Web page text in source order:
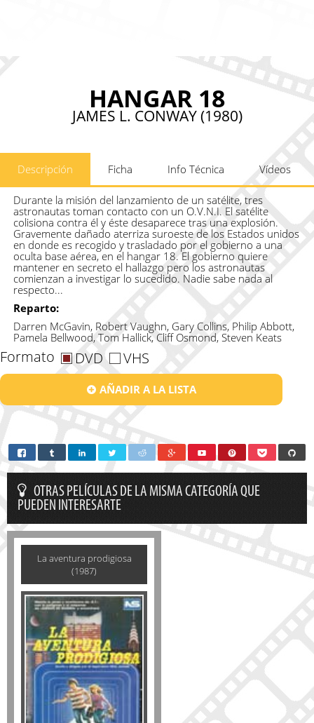
HANGAR 18
JAMES L. CONWAY (1980)
Descripción Ficha Info Técnica Vídeos
Durante la misión del lanzamiento de un satélite, tres
astronautas toman contacto con un O.V.N.I. El satélite
colisiona contra él y éste desaparece tras una explosión.
Gravemente dañado aterriza suroeste de los Estados unidos
en donde es recogido y trasladado por el gobierno a una
oculta base aérea, en el hangar 18. El gobierno quiere
mantener en secreto el hallazgo pero los astronautas
comienzan a investigar lo sucedido. Nadie sabe nada al
respecto...
Reparto:
Darren McGavin, Robert Vaughn, Gary Collins, Philip Abbott,
Pamela Bellwood, Tom Hallick, Cliff Osmond, Steven Keats
Formato DVD VHS
AÑADIR A LA LISTA
OTRAS PELÍCULAS DE LA MISMA CATEGORÍA QUE
PUEDEN INTERESARTE
La aventura prodigiosa
(1987)